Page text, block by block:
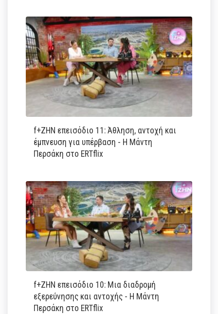
f+ΖΗΝ επεισόδιο 11: Άθληση, αντοχή και
έμπνευση για υπέρβαση - Η Μάντη
Περσάκη στο ERTflix
f+ΖΗΝ επεισόδιο 10: Μια διαδρομή
εξερεύνησης και αντοχής - Η Μάντη
Περσάκη στο ERTflix